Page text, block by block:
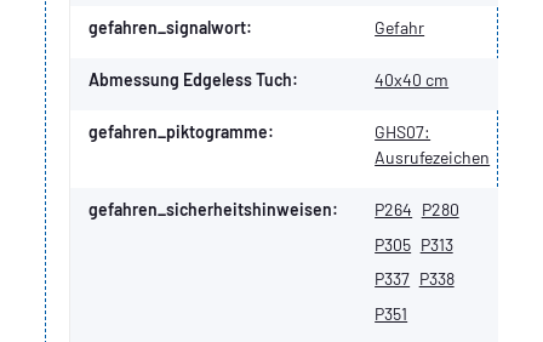
gefahren_signalwort: Gefahr
Abmessung Edgeless Tuch: 40x40 cm
gefahren_piktogramme:
GHS07:
Ausrufezeichen
gefahren_sicherheitshinweisen: P264 P280
P305 P313
P337 P338
P351